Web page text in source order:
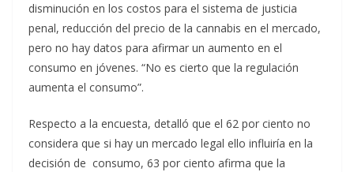
disminución en los costos para el sistema de justicia
penal, reducción del precio de la cannabis en el mercado,
pero no hay datos para afirmar un aumento en el
consumo en jóvenes. “No es cierto que la regulación
aumenta el consumo”.
Respecto a la encuesta, detalló que el 62 por ciento no
considera que si hay un mercado legal ello influiría en la
decisión de consumo, 63 por ciento afirma que la